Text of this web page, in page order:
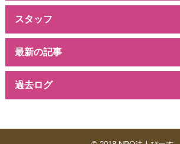
スタッフ
最新の記事
過去ログ